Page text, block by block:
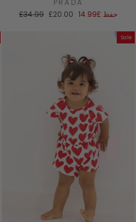
السعر
£34.99 سعر
£20.00 حفظ £14.99
Sale